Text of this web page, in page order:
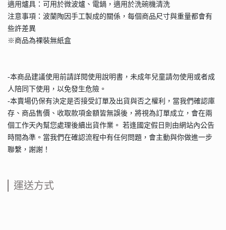
適用爐具：可用於微波爐、電鍋，適用於洗碗機清洗
注意事項：波蘭陶因手工製成的關係，每個商品尺寸與重量都會有
些許差異
※商品為裸裝無紙盒
-本商品建議使用前請詳閱使用說明書，未成年兒童請勿使用或者成
人陪同下使用，以免發生危險。
-本賣場仍保有決定是否接受訂單及出貨與否之權利，當我們確認庫
存、商品售價、收取款項金額皆無誤後，將視為訂單成立，會在兩
個工作天內幫您處理後續出貨作業。 若逢國定假日則由網站內公告
時間為準。當我們在確認流程中有任何問題，會主動與你做進一步
聯繫，謝謝！
運送方式